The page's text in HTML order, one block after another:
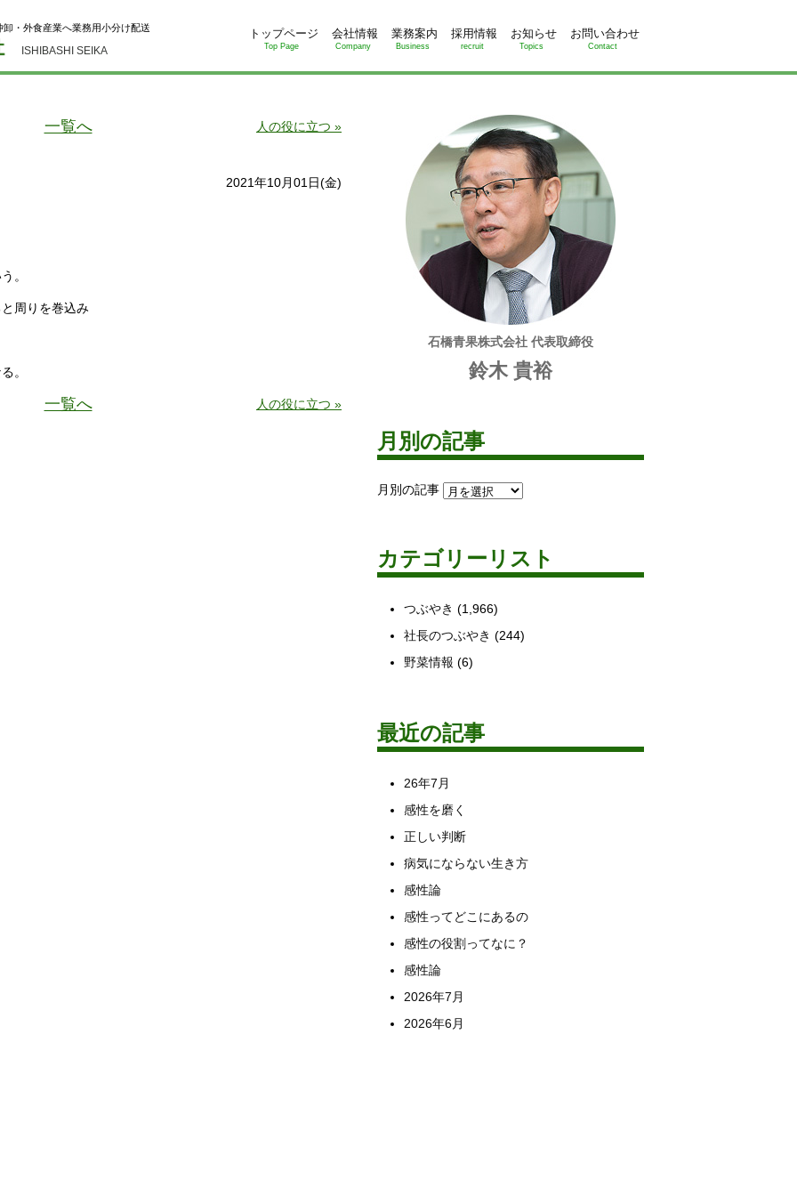
ISHIBASHI SEIKA
・外食産業へ業務用小分け配送 トップページ
Top Page
会社情報
Company
業務案内
Business
採用情報
recruit
お知らせ
Topics
お問い合わせ
Contact
一覧へ 人の役に立つ »
2021年10月01日(金)
。
周りを巻込み
。
一覧へ 人の役に立つ »
石橋青果株式会社 代表取締役
鈴木 貴裕
月別の記事
月別の記事
カテゴリーリスト
つぶやき (1,966)
社長のつぶやき (244)
野菜情報 (6)
最近の記事
26年7月
感性を磨く
正しい判断
病気にならない生き方
感性論
感性ってどこにあるの
感性の役割ってなに？
感性論
2026年7月
2026年6月